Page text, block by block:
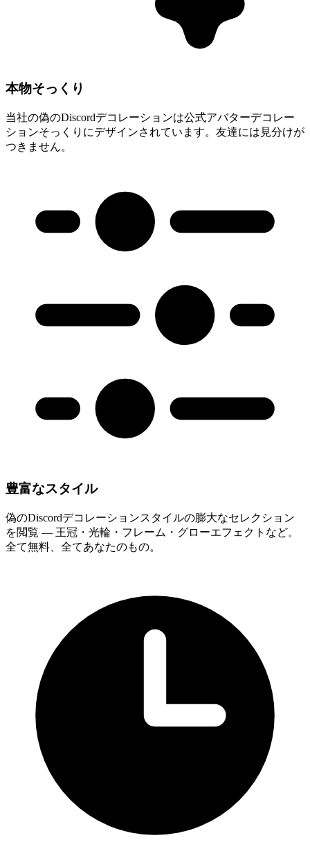
本物そっくり
当社の偽のDiscordデコレーションは公式アバターデコレー
ションそっくりにデザインされています。友達には見分けが
つきません。
豊富なスタイル
偽のDiscordデコレーションスタイルの膨大なセレクション
を閲覧 — 王冠・光輪・フレーム・グローエフェクトなど。
全て無料、全てあなたのもの。